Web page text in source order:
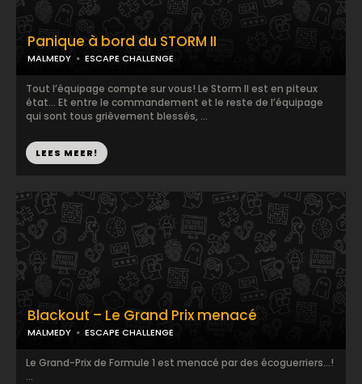
Blackout – Le Grand Prix menacé
MALMEDY ESCAPE CHALLENGE
Le Grand-Prix de Formule 1 est menacé par des écoguerriers...!
...
Panique à bord du STORM II
MALMEDY ESCAPE CHALLENGE
Tout l’équipage compte sur vous! Le Storm II est en piteux
état... Et entre le commandement et le reste de l’équipage
qui sont tous grièvement blessés, ...
LEES MEER!